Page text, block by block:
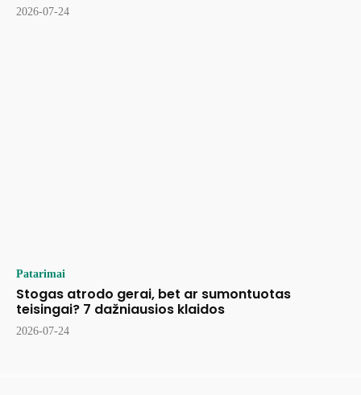
2026-07-24
Patarimai
Stogas atrodo gerai, bet ar sumontuotas
teisingai? 7 dažniausios klaidos
2026-07-24